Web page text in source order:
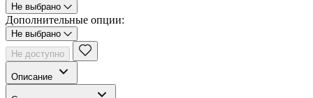
Не выбрано
Дополнительные опции:
Не выбрано
Не доступно
Описание